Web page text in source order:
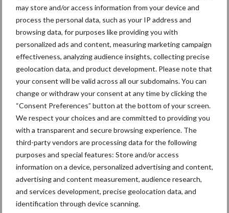
may store and/or access information from your device and
process the personal data, such as your IP address and
browsing data, for purposes like providing you with
personalized ads and content, measuring marketing campaign
effectiveness, analyzing audience insights, collecting precise
geolocation data, and product development. Please note that
your consent will be valid across all our subdomains. You can
change or withdraw your consent at any time by clicking the
“Consent Preferences” button at the bottom of your screen.
We respect your choices and are committed to providing you
with a transparent and secure browsing experience. The
third-party vendors are processing data for the following
purposes and special features: Store and/or access
information on a device, personalized advertising and content,
advertising and content measurement, audience research,
and services development, precise geolocation data, and
identification through device scanning.
teeltsystemen van zowel lichte tot
zware grond, traditionele grondbewerking, Min-till of zelfs
systemen met No-till (NKG).
MicroSmart
Met MicroSmart is Monosem baanbrekend op het gebied van
bescherming van zaaizaad en
plantvoeding. Deze nieuwe oplossing gecombineerd met
bestaande Isobus-functies bieden een
ongeëvenaarde nauwkeurigheid en bescherming.
Met de twee, een aan de voorzijde en een aan achterzijde,
gemonteerde MicroSmart units, kan er
een keuze gemaakt worden uit VIER plaatsen waar het product
geplaatst wordt. Elk